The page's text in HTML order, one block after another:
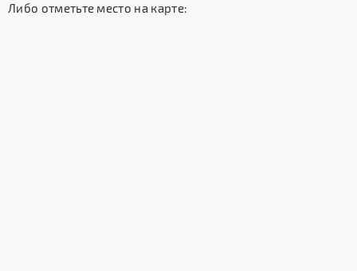
Либо отметьте место на карте: